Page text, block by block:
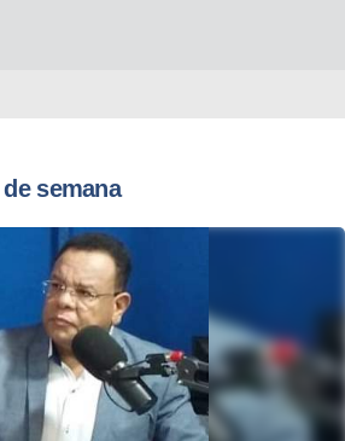
semana